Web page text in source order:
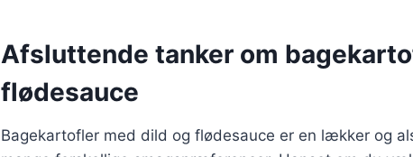
Afsluttende tanker om
flødesauce
Bagekartofler med dild og flødesauce er en lækker og